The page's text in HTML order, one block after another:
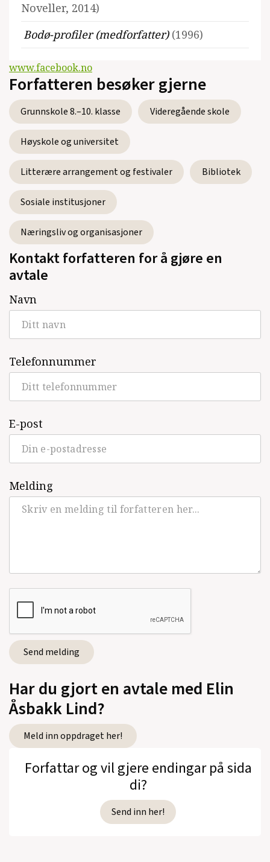
Noveller, 2014)
Bodø-profiler (medforfatter) (1996)
www.facebook.no
Forfatteren besøker gjerne
Grunnskole 8.–10. klasse Videregående skole
Høyskole og universitet
Litterære arrangement og festivaler Bibliotek
Sosiale institusjoner
Næringsliv og organisasjoner
Kontakt forfatteren for å gjøre en
avtale
Navn
Telefonnummer
E-post
Melding
Har du gjort en avtale med Elin
Åsbakk Lind?
Meld inn oppdraget her!
Forfattar og vil gjere endingar på sida
di?
Send inn her!